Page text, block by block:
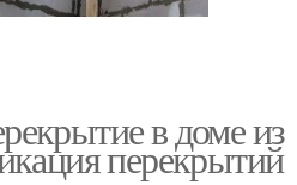
в доме из
перекрытий